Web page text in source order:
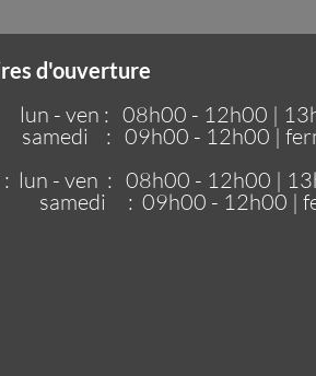
d'ouverture
- ven : 08h00 - 12h00 |
: 09h00 - 12h00 |
: lun - ven : 08h00 - 12h00 |
: 09h00 - 12h00 |